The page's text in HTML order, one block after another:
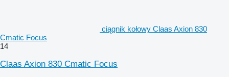
ciągnik kołowy Claas Axion 830
Cmatic Focus
14
Claas Axion 830 Cmatic Focus